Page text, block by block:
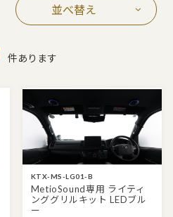
並べ替え
件あります
KTX-MS-LG01-B
MetioSound専用 ライティ
ンググリルキット LEDブル
ー